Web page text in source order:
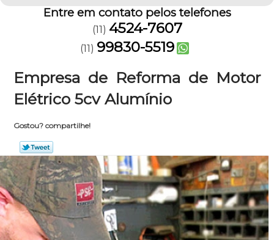
Entre em contato pelos telefones
(11) 4524-7607
(11) 99830-5519
Empresa de Reforma de Motor
Elétrico 5cv Alumínio
Gostou? compartilhe!